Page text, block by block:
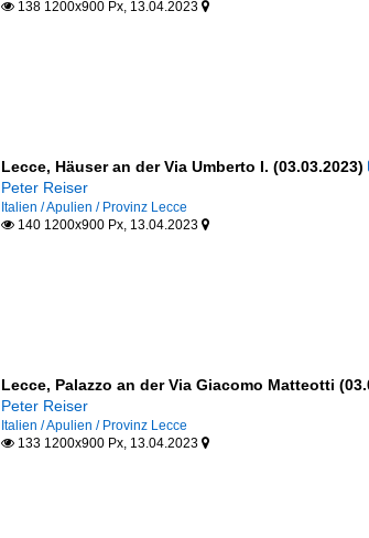
138 1200x900 Px, 13.04.2023 
Lecce, Häuser an der Via Umberto I. (03.03.2023)
Peter Reiser
Italien / Apulien / Provinz Lecce
140 1200x900 Px, 13.04.2023 
Lecce, Palazzo an der Via Giacomo Matteotti
Peter Reiser
Italien / Apulien / Provinz Lecce
133 1200x900 Px, 13.04.2023 